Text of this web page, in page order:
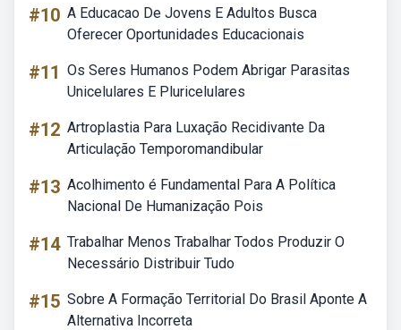
#10 A Educacao De Jovens E Adultos Busca
Oferecer Oportunidades Educacionais
#11 Os Seres Humanos Podem Abrigar Parasitas
Unicelulares E Pluricelulares
#12 Artroplastia Para Luxação Recidivante Da
Articulação Temporomandibular
#13 Acolhimento é Fundamental Para A Política
Nacional De Humanização Pois
#14 Trabalhar Menos Trabalhar Todos Produzir O
Necessário Distribuir Tudo
#15 Sobre A Formação Territorial Do Brasil Aponte A
Alternativa Incorreta